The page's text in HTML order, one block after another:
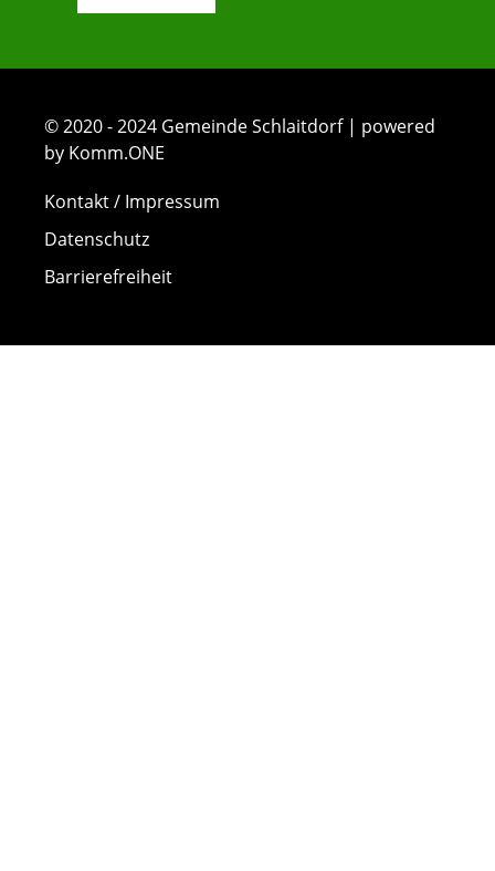
© 2020 - 2024 Gemeinde Schlaitdorf | powered
by Komm.ONE
Kontakt / Impressum
Datenschutz
Barrierefreiheit